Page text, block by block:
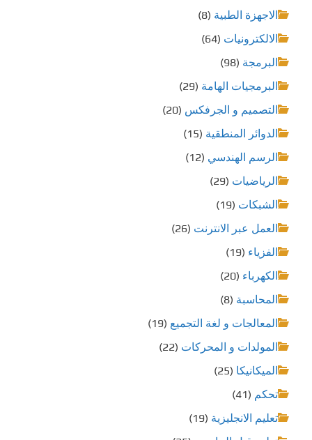
الاجهزة الطبية (8)
الالكترونيات (64)
البرمجة (98)
البرمجيات الهامة (29)
التصميم و الجرفكس (20)
الدوائر المنطقية (15)
الرسم الهندسي (12)
الرياضيات (29)
الشبكات (19)
العمل عبر الانترنت (26)
الفزياء (19)
الكهرباء (20)
المحاسبة (8)
المعالجات و لغة التجميع (19)
المولدات و المحركات (22)
الميكانيكا (25)
تحكم (41)
تعليم الانجليزية (19)